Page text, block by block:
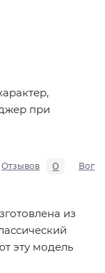
при
Отзывов 0
из
эту модель